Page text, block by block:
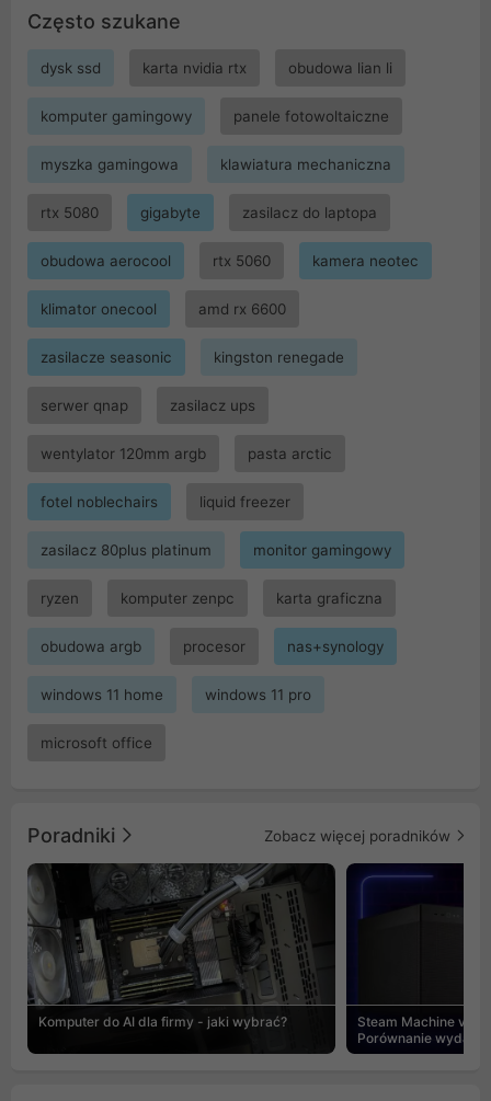
Często szukane
dysk ssd karta nvidia rtx obudowa lian li
komputer gamingowy panele fotowoltaiczne
myszka gamingowa klawiatura mechaniczna
rtx 5080 gigabyte zasilacz do laptopa
obudowa aerocool rtx 5060 kamera neotec
klimator onecool amd rx 6600
zasilacze seasonic kingston renegade
serwer qnap zasilacz ups
wentylator 120mm argb pasta arctic
fotel noblechairs liquid freezer
zasilacz 80plus platinum monitor gamingowy
ryzen komputer zenpc karta graficzna
obudowa argb procesor nas+synology
windows 11 home windows 11 pro
microsoft office
Poradniki Zobacz więcej poradników
Komputer do AI dla firmy - jaki wybrać?
Steam Machine vs
Porównanie